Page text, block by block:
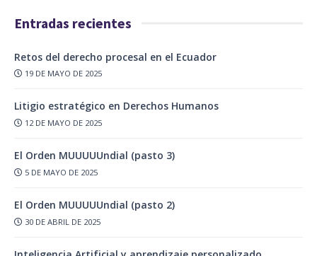
Entradas recientes
Retos del derecho procesal en el Ecuador
19 DE MAYO DE 2025
Litigio estratégico en Derechos Humanos
12 DE MAYO DE 2025
El Orden MUUUUUndial (pasto 3)
5 DE MAYO DE 2025
El Orden MUUUUUndial (pasto 2)
30 DE ABRIL DE 2025